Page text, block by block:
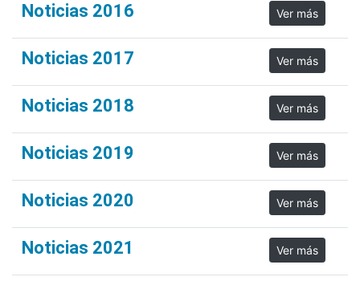
Noticias 2016 Ver más
Noticias 2017 Ver más
Noticias 2018 Ver más
Noticias 2019 Ver más
Noticias 2020 Ver más
Noticias 2021 Ver más